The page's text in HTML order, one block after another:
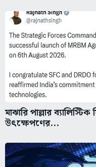
মাঝারি পাল্লার
উৎক্ষেপণের...